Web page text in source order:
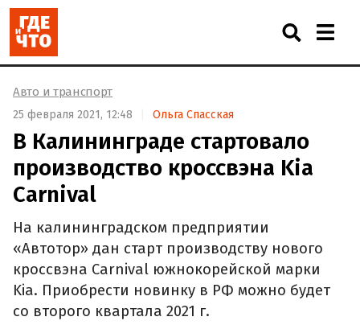
Авто и транспорт
25 февраля 2021, 12:48 Ольга Спасская
В Калининграде стартовало
производство кроссвэна Kia
Carnival
На калининградском предприятии
«Автотор» дан старт производству нового
кроссвэна Carnival южнокорейской марки
Kia. Приобрести новинку в РФ можно будет
со второго квартала 2021 г.